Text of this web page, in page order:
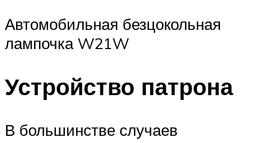
Автомобильная безцокольная
лампочка W21W
Устройство патрона
В большинстве случаев